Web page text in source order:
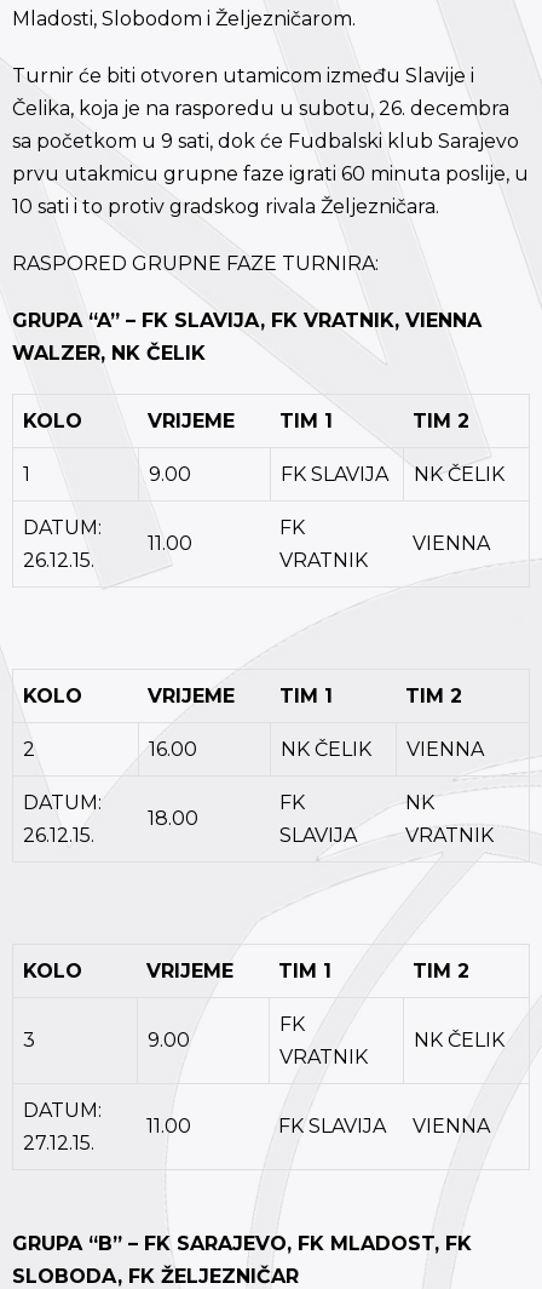
Mladosti, Slobodom i Željezničarom.
Turnir će biti otvoren utamicom između Slavije i
Čelika, koja je na rasporedu u subotu, 26. decembra
sa početkom u 9 sati, dok će Fudbalski klub Sarajevo
prvu utakmicu grupne faze igrati 60 minuta poslije, u
10 sati i to protiv gradskog rivala Željezničara.
RASPORED GRUPNE FAZE TURNIRA:
GRUPA “A” – FK SLAVIJA, FK VRATNIK, VIENNA
WALZER, NK ČELIK
KOLO VRIJEME TIM 1 TIM 2
1 9.00 FK SLAVIJA NK ČELIK
DATUM:
26.12.15.
11.00
FK
VRATNIK
VIENNA
KOLO VRIJEME TIM 1 TIM 2
2 16.00 NK ČELIK VIENNA
DATUM:
26.12.15.
18.00
FK
SLAVIJA
NK
VRATNIK
KOLO VRIJEME TIM 1 TIM 2
3 9.00
FK
VRATNIK
NK ČELIK
DATUM:
27.12.15.
11.00 FK SLAVIJA VIENNA
GRUPA “B” – FK SARAJEVO, FK MLADOST, FK
SLOBODA, FK ŽELJEZNIČAR